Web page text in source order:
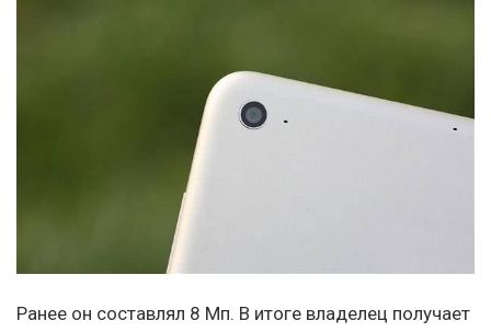
Ранее он составлял 8 Мп. В итоге владелец получает